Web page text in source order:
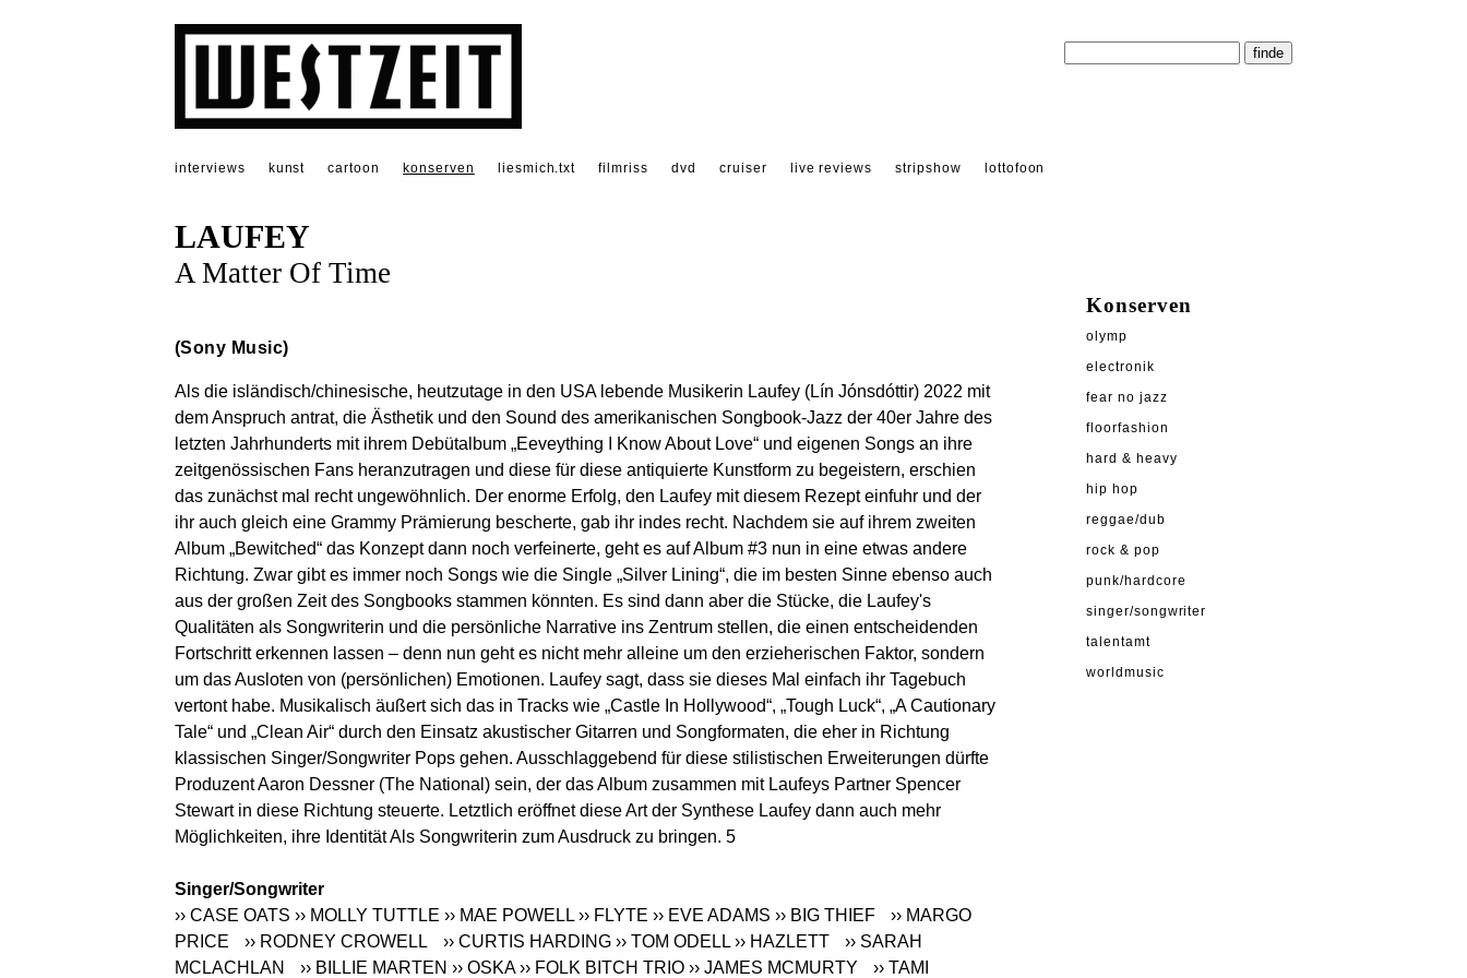
interviews kunst cartoon konserven liesmich.txt filmriss dvd cruiser live reviews stripshow lottofoon
LAUFEY
A Matter Of Time
(Sony Music)
Als die isländisch/chinesische, heutzutage in den USA lebende Musikerin Laufey (Lín Jónsdóttir) 2022 mit
dem Anspruch antrat, die Ästhetik und den Sound des amerikanischen Songbook-Jazz der 40er Jahre des
letzten Jahrhunderts mit ihrem Debütalbum „Eeveything I Know About Love“ und eigenen Songs an ihre
zeitgenössischen Fans heranzutragen und diese für diese antiquierte Kunstform zu begeistern, erschien
das zunächst mal recht ungewöhnlich. Der enorme Erfolg, den Laufey mit diesem Rezept einfuhr und der
ihr auch gleich eine Grammy Prämierung bescherte, gab ihr indes recht. Nachdem sie auf ihrem zweiten
Album „Bewitched“ das Konzept dann noch verfeinerte, geht es auf Album #3 nun in eine etwas andere
Richtung. Zwar gibt es immer noch Songs wie die Single „Silver Lining“, die im besten Sinne ebenso auch
aus der großen Zeit des Songbooks stammen könnten. Es sind dann aber die Stücke, die Laufey's
Qualitäten als Songwriterin und die persönliche Narrative ins Zentrum stellen, die einen entscheidenden
Fortschritt erkennen lassen – denn nun geht es nicht mehr alleine um den erzieherischen Faktor, sondern
um das Ausloten von (persönlichen) Emotionen. Laufey sagt, dass sie dieses Mal einfach ihr Tagebuch
vertont habe. Musikalisch äußert sich das in Tracks wie „Castle In Hollywood“, „Tough Luck“, „A Cautionary
Tale“ und „Clean Air“ durch den Einsatz akustischer Gitarren und Songformaten, die eher in Richtung
klassischen Singer/Songwriter Pops gehen. Ausschlaggebend für diese stilistischen Erweiterungen dürfte
Produzent Aaron Dessner (The National) sein, der das Album zusammen mit Laufeys Partner Spencer
Stewart in diese Richtung steuerte. Letztlich eröffnet diese Art der Synthese Laufey dann auch mehr
Möglichkeiten, ihre Identität Als Songwriterin zum Ausdruck zu bringen. 5
Singer/Songwriter
›› CASE OATS ›› MOLLY TUTTLE ›› MAE POWELL ›› FLYTE ›› EVE ADAMS ›› BIG THIEF
›› MARGO
PRICE
›› RODNEY CROWELL ›› CURTIS HARDING ›› TOM ODELL ›› HAZLETT
›› SARAH
MCLACHLAN
›› BILLIE MARTEN ›› OSKA ›› FOLK BITCH TRIO ›› JAMES MCMURTY ›› TAMI
Konserven
olymp
electronik
fear no jazz
floorfashion
hard & heavy
hip hop
reggae/dub
rock & pop
punk/hardcore
singer/songwriter
talentamt
worldmusic